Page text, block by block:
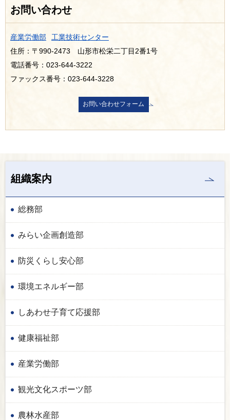
お問い合わせ
産業労働部
工業技術センター
住所：〒990-2473 山形市松栄二丁目2番1号
電話番号：023-644-3222
ファックス番号：023-644-3228
組織案内
総務部
みらい企画創造部
防災くらし安心部
環境エネルギー部
しあわせ子育て応援部
健康福祉部
産業労働部
観光文化スポーツ部
農林水産部